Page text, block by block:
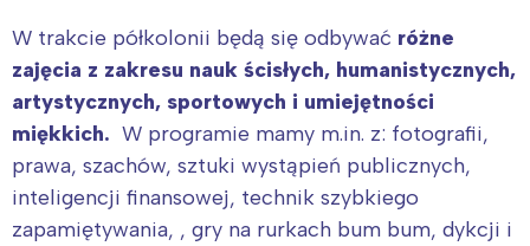
W trakcie półkolonii będą się odbywać różne
zajęcia z zakresu nauk ścisłych, humanistycznych,
artystycznych, sportowych i umiejętności
miękkich. W programie mamy m.in. z: fotografii,
prawa, szachów, sztuki wystąpień publicznych,
inteligencji finansowej, technik szybkiego
zapamiętywania, , gry na rurkach bum bum, dykcji i